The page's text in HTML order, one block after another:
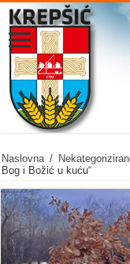
Naslovna /
Bog i Božić u kuću“